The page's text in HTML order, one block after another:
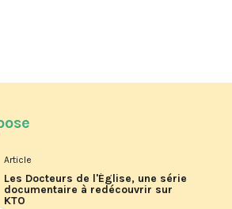
Article
Les Docteurs de l'Église, une série
documentaire à redécouvrir sur
KTO